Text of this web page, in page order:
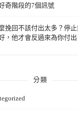
奇階段的7個訊號
挽回不該付出太多？停
，他才會反過來為你付出
分類